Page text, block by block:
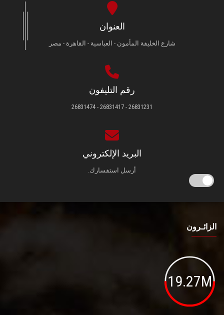
العنوان
شارع الخليفة المأمون - العباسية - القاهرة - مصر
رقم التليفون
26831231 - 26831417 - 26831474
البريد الإلكتروني
أرسل استفسارك.
الزائـرون
19.27M